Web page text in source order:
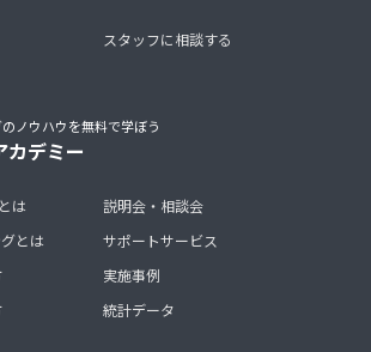
スタッフに相談する
ノウハウを無料で学ぼう
カデミー
は
とは
説明会・相談会
サポートサービス
実施事例
統計データ